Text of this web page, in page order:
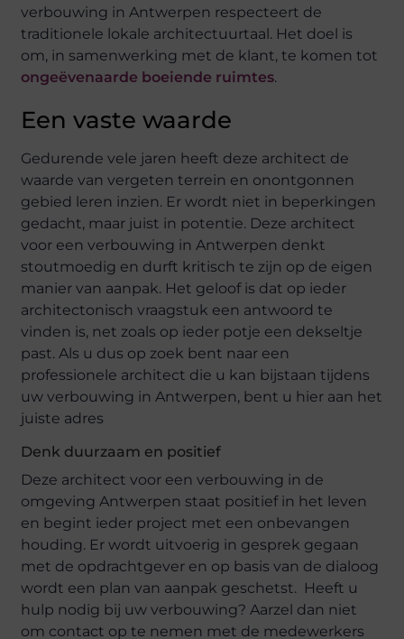
verbouwing in Antwerpen respecteert de
traditionele lokale architectuurtaal. Het doel is
om, in samenwerking met de klant, te komen tot
ongeëvenaarde boeiende ruimtes.
Een vaste waarde
Gedurende vele jaren heeft deze architect de
waarde van vergeten terrein en onontgonnen
gebied leren inzien. Er wordt niet in beperkingen
gedacht, maar juist in potentie. Deze architect
voor een verbouwing in Antwerpen denkt
stoutmoedig en durft kritisch te zijn op de eigen
manier van aanpak. Het geloof is dat op ieder
architectonisch vraagstuk een antwoord te
vinden is, net zoals op ieder potje een dekseltje
past. Als u dus op zoek bent naar een
professionele architect die u kan bijstaan tijdens
uw verbouwing in Antwerpen, bent u hier aan het
juiste adres
Denk duurzaam en positief
Deze architect voor een verbouwing in de
omgeving Antwerpen staat positief in het leven
en begint ieder project met een onbevangen
houding. Er wordt uitvoerig in gesprek gegaan
met de opdrachtgever en op basis van de dialoog
wordt een plan van aanpak geschetst. Heeft u
hulp nodig bij uw verbouwing? Aarzel dan niet
om contact op te nemen met de medewerkers